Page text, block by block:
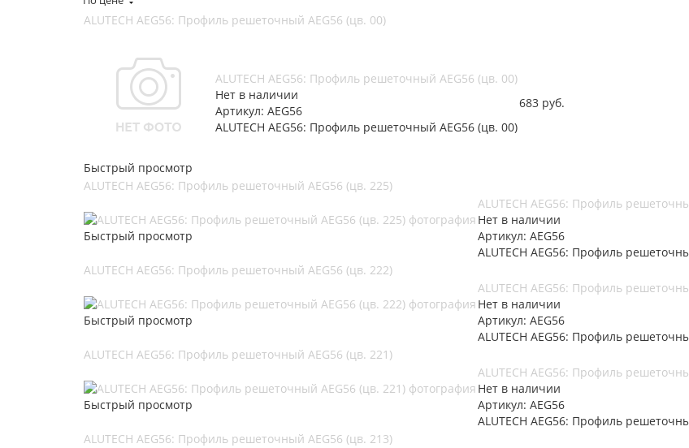
ALUTECH AEG56: Профиль решеточный AEG56 (цв. 00)
Быстрый просмотр
ALUTECH AEG56: Профиль решеточный AEG56 (цв. 00)
Нет в наличии
Артикул: AEG56
ALUTECH AEG56: Профиль решеточный AEG56 (цв. 00)
683 руб.
ALUTECH AEG56: Профиль решеточный AEG56 (цв. 225)
Быстрый просмотр
ALUTECH AEG56: Профиль
Нет в наличии
Артикул: AEG56
ALUTECH AEG56: Профиль
ALUTECH AEG56: Профиль решеточный AEG56 (цв. 222)
Быстрый просмотр
ALUTECH AEG56: Профиль
Нет в наличии
Артикул: AEG56
ALUTECH AEG56: Профиль
ALUTECH AEG56: Профиль решеточный AEG56 (цв. 221)
Быстрый просмотр
ALUTECH AEG56: Профиль
Нет в наличии
Артикул: AEG56
ALUTECH AEG56: Профиль
ALUTECH AEG56: Профиль решеточный AEG56 (цв. 213)